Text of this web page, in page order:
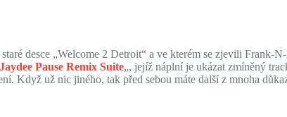
desce „Welcome 2 Detroit“ a ve kterém se zjevili Frank-
Pause Remix Suite„, jejíž náplní je ukázat zmíněný
Když už nic jiného, tak před sebou máte další z mnoha